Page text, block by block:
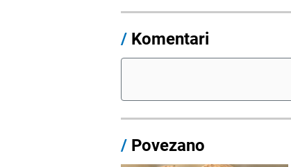
/ Komentari
/ Povezano